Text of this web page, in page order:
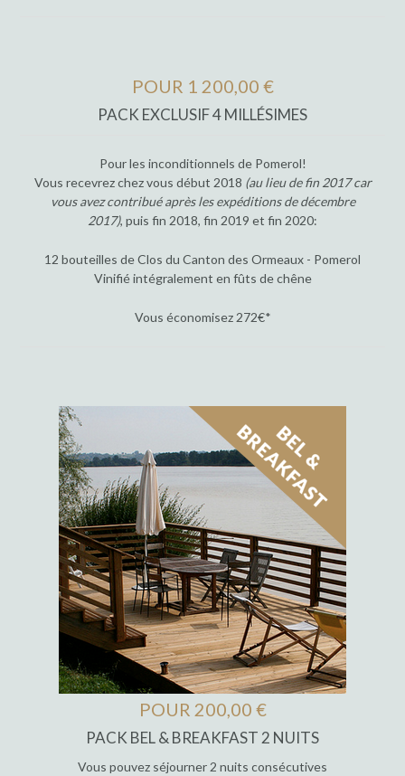
POUR 1 200,00 €
PACK EXCLUSIF 4 MILLÉSIMES
Pour les inconditionnels de Pomerol!
Vous recevrez chez vous début 2018 (au lieu de fin 2017 car
vous avez contribué après les expéditions de décembre
2017), puis fin 2018, fin 2019 et fin 2020:
12 bouteilles de Clos du Canton des Ormeaux - Pomerol
Vinifié intégralement en fûts de chêne
Vous économisez 272€*
POUR 200,00 €
PACK BEL & BREAKFAST 2 NUITS
Vous pouvez séjourner 2 nuits consécutives